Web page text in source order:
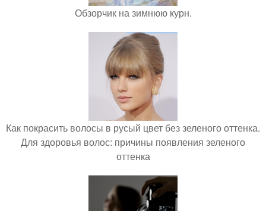
Обзорчик на зимнюю курн.
Как покрасить волосы в русый цвет без зеленого оттенка.
Для здоровья волос: причины появления зеленого
оттенка